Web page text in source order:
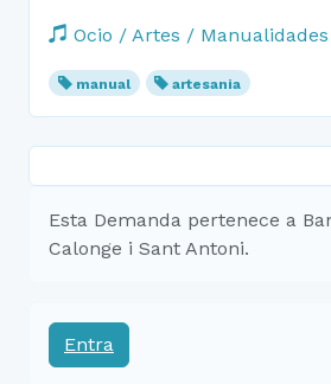
Ocio / Artes /
manual artesania
Esta Demanda pertenece a
Calonge i Sant Antoni.
Entra